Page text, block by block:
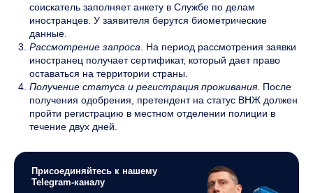
соискатель заполняет анкету в Службе по делам
иностранцев. У заявителя берутся биометрические
данные.
Рассмотрение запроса . На период рассмотрения заявки
иностранец получает сертификат, который дает право
оставаться на территории страны.
Получение статуса и регистрация проживания. После
получения одобрения, претендент на статус ВНЖ должен
пройти регистрацию в местном отделении полиции в
течение двух дней.
Присоединяйтесь к нашему
Telegram-каналу